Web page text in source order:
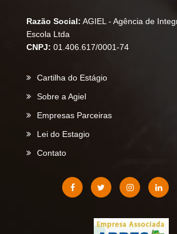
Razão Social: AGIEL - Agência de
Escola Ltda
CNPJ: 01.406.617/0001-74
Cartilha do Estágio
Sobre a Agiel
Empresas Parceiras
Lei do Estagio
Contato